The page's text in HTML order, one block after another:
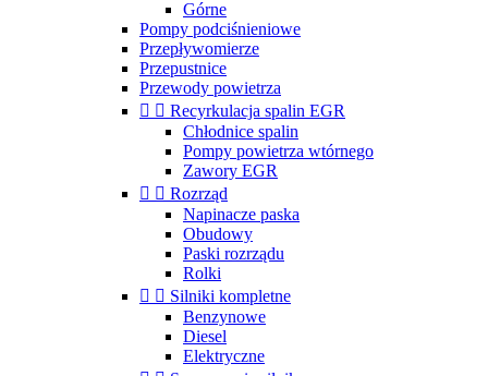
Górne
Pompy podciśnieniowe
Przepływomierze
Przepustnice
Przewody powietrza
  Recyrkulacja spalin EGR
Chłodnice spalin
Pompy powietrza wtórnego
Zawory EGR
  Rozrząd
Napinacze paska
Obudowy
Paski rozrządu
Rolki
  Silniki kompletne
Benzynowe
Diesel
Elektryczne